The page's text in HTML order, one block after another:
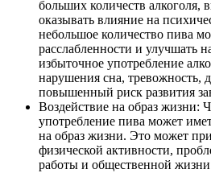
больших количеств алкоголя,
оказывать влияние на
небольшое количество пива
расслабленности и улучшать
избыточное употребление
нарушения сна, тревожность,
повышенный риск развития
Воздействие на образ жизни:
употребление пива может
на образ жизни. Это может
физической активности,
работы и общественной